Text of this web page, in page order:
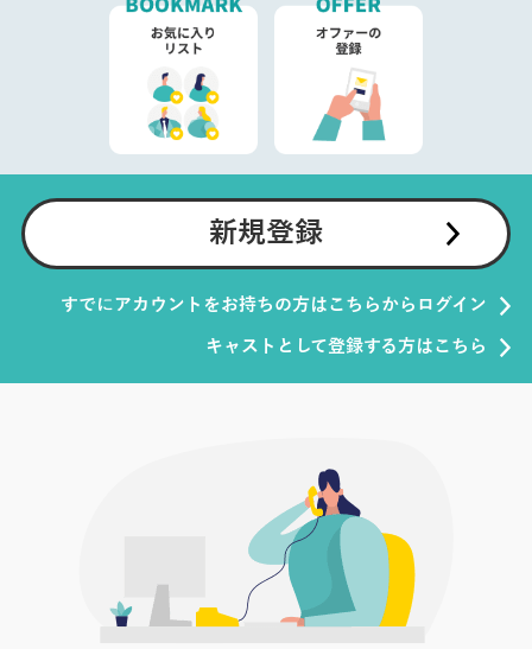
新規登録
すでにアカウントをお持ちの方はこちらからログイン
キャストとして登録する方はこちら